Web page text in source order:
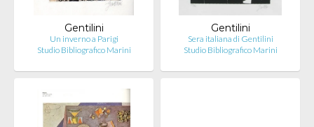
Gentilini
Un inverno a Parigi
Studio Bibliografico Marini
Gentilini
Sera italiana di Gentilini
Studio Bibliografico Marini